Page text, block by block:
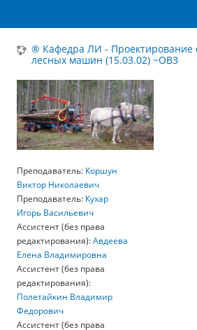
® Кафедра ЛИ - Проектирование
лесных машин (15.03.02) ~ОВЗ
Преподаватель: Коршун
Виктор Николаевич
Преподаватель: Кухар
Игорь Васильевич
Ассистент (без права
редактирования):Авдеева
Елена Владимировна
Ассистент (без права
редактирования):
Полетайкин Владимир
Федорович
Ассистент (без права